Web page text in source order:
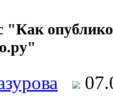
"Как